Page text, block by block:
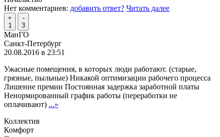
Нет комментариев: добавить ответ? Читать далее
+
1
-
3
МанГО
Санкт-Петербург
20.08.2016 в 23:51
Ужасные помещения, в которых люди работают. (старые,
грязные, пыльные) Никакой оптимизации рабочего процесса
Лишение премии Постоянная задержка заработной платы
Ненормированный график работы (переработки не
оплачивают) ...»
Коллектив
Комфорт